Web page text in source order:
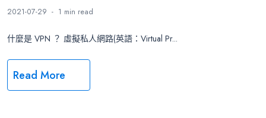
2021-07-29 1 min read
什麼是 VPN ？ 虛擬私人網路(英語：Virtual Pr...
Read More